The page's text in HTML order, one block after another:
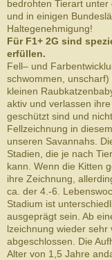
bedro­hten Tier­art unter
und in eini­gen
Haltegenehmigung!
Für F1+ 2G sind
erfüllen.
Fell– und
schwom­men,
kleinen
aktiv und ver­lassen
geschützt sind und
Fel­lze­ich­nung in
unseren Savan­nahs.
Sta­dien, die je nach
kann. Wenn die Kit­ten
ihre Zeich­nung,
ca. der 4.-6.
Sta­dium ist
aus­geprägt sein. Ab
lze­ich­nung wieder
abgeschlossen. Die
Alter von 1,5 Jahre